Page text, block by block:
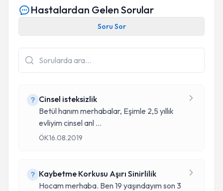
Hastalardan Gelen Sorular
Soru Sor
Cinsel isteksizlik
Betül hanım merhabalar, Eşimle 2,5 yıllık
evliyim cinsel anl ...
ÖK16.08.2019
Kaybetme Korkusu Aşırı Sinirlilik
Hocam merhaba. Ben 19 yaşındayım son 3